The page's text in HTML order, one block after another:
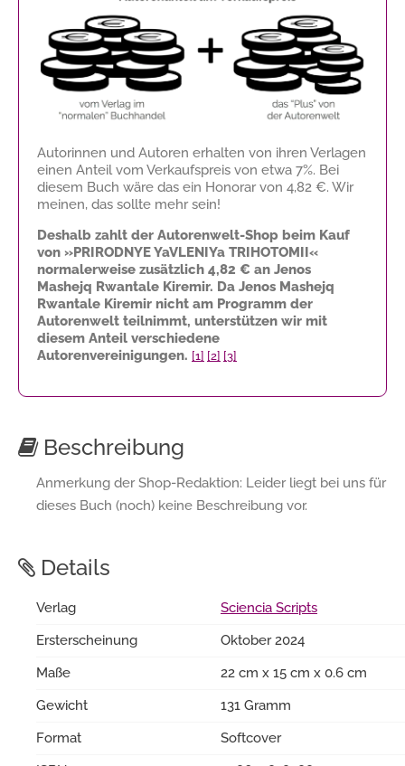
Autorinnen und Autoren erhalten von ihren Verlagen
einen Anteil vom Verkaufspreis von etwa 7%. Bei
diesem Buch wäre das ein Honorar von 4,82 €. Wir
meinen, das sollte mehr sein!
Deshalb zahlt der Autorenwelt-Shop beim Kauf
von »PRIRODNYE YaVLENIYa TRIHOTOMII«
normalerweise zusätzlich 4,82 € an Jenos
Mashejq Rwantale Kiremir. Da Jenos Mashejq
Rwantale Kiremir nicht am Programm der
Autorenwelt teilnimmt, unterstützen wir mit
diesem Anteil verschiedene
Autorenvereinigungen. [1] [2] [3]
Beschreibung
Anmerkung der Shop-Redaktion: Leider liegt bei uns für
dieses Buch (noch) keine Beschreibung vor.
Details
Verlag
Sciencia Scripts
Ersterscheinung
Oktober 2024
Maße
22 cm x 15 cm x 0.6 cm
Gewicht
131 Gramm
Format
Softcover